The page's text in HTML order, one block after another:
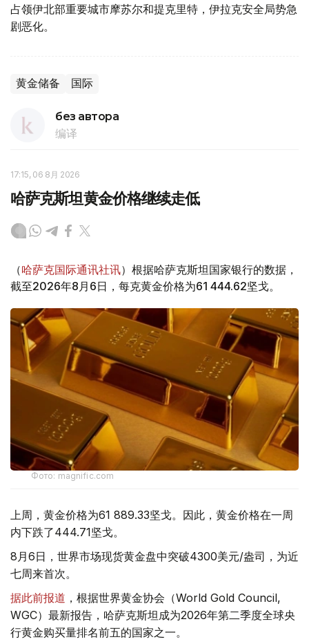
占领伊北部重要城市摩苏尔和提克里特，伊拉克安全局势急
剧恶化。
黄金储备 国际
без автора
编译
17:15, 06 8月 2026
哈萨克斯坦黄金价格继续走低
（哈萨克国际通讯社讯）根据哈萨克斯坦国家银行的数据，
截至2026年8月6日，每克黄金价格为61 444.62坚戈。
Фото: magnific.com
上周，黄金价格为61 889.33坚戈。因此，黄金价格在一周
内下跌了444.71坚戈。
8月6日，世界市场现货黄金盘中突破4300美元/盎司，为近
七周来首次。
据此前报道 ，根据世界黄金协会（World Gold Council,
WGC）最新报告，哈萨克斯坦成为2026年第二季度全球央
行黄金购买量排名前五的国家之一。